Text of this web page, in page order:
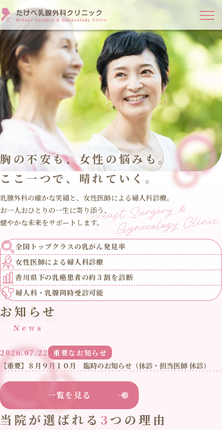
胸の不安も、女性の悩みも。
ここ一つで、晴れていく。
乳腺外科の確かな実績と、女性医師による婦人科診療。
お一人おひとりの一生に寄り添う、
健やかな未来をサポートします。
全国トップクラスの乳がん発見率
女性医師による 婦人科診療
香川県下の乳癌患者の約３割を診断
婦人科・乳腺同時受診可能
お知らせ
News
2026.07.22 重要なお知らせ
【重要】８月９月１０月 臨時のお知らせ（休診・担当医師 休診）
一覧を見る
当院が選ばれる3 つの理由